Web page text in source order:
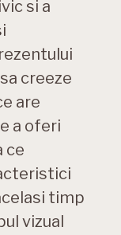
si a
creeze
are
a oferi
ce
timp
vizual